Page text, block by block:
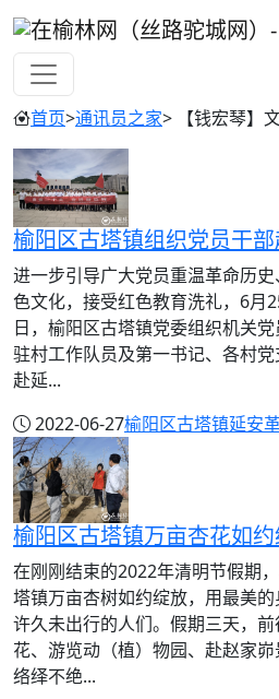
首页>通讯员之家> 【钱宏琴】
进一步引导广大党员重温革命历
色文化，接受红色教育洗礼，6月
日，榆阳区古塔镇党委组织机关党
驻村工作队员及第一书记、各村
赴延...
2022-06-27榆阳区古塔镇延安
在刚刚结束的2022年清明节假期
塔镇万亩杏树如约绽放，用最美
许久未出行的人们。假期三天，
花、游览动（植）物园、赴赵家
络绎不绝...